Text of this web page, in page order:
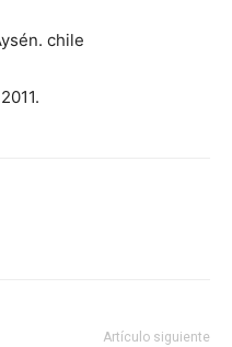
chile
Artículo siguiente